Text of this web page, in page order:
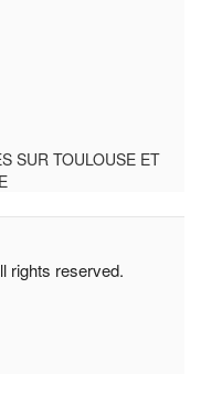
SUR TOULOUSE ET
rights reserved.